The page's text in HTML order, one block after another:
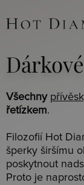
Všechny
řetízkem.
Filozofií Hot
šperky širšímu
poskytnout
Proto je